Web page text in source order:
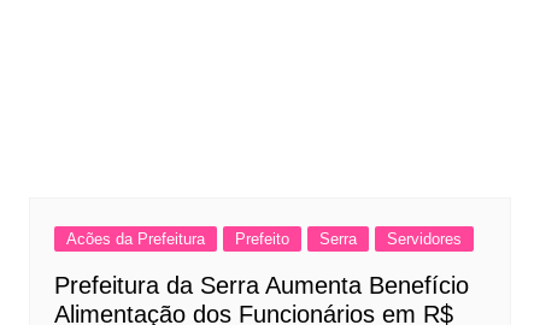
Acões da Prefeitura Prefeito Serra Servidores
Prefeitura da Serra Aumenta Benefício
Alimentação dos Funcionários em R$